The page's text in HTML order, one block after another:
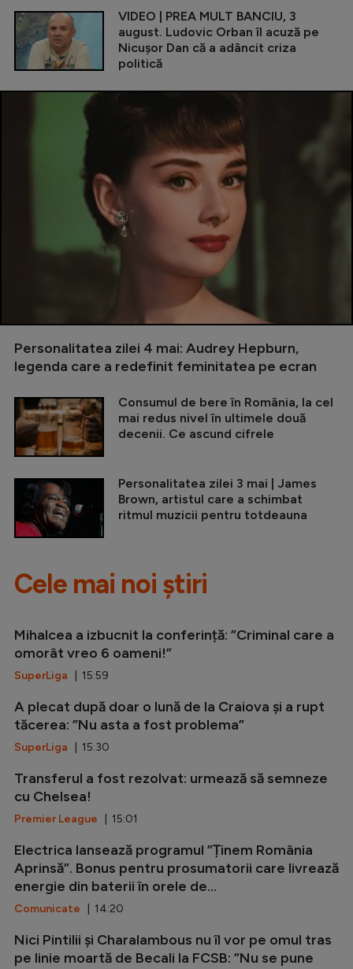
VIDEO | PREA MULT BANCIU, 3
august. Ludovic Orban îl acuză pe
Nicușor Dan că a adâncit criza
politică
Personalitatea zilei 4 mai: Audrey Hepburn,
legenda care a redefinit feminitatea pe ecran
Consumul de bere în România, la cel
mai redus nivel în ultimele două
decenii. Ce ascund cifrele
Personalitatea zilei 3 mai | James
Brown, artistul care a schimbat
ritmul muzicii pentru totdeauna
Cele mai noi știri
Mihalcea a izbucnit la conferință: ”Criminal care a
omorât vreo 6 oameni!”
SuperLiga | 15:59
A plecat după doar o lună de la Craiova și a rupt
tăcerea: ”Nu asta a fost problema”
SuperLiga | 15:30
Transferul a fost rezolvat: urmează să semneze
cu Chelsea!
Premier League | 15:01
Electrica lansează programul ”Ținem România
Aprinsă”. Bonus pentru prosumatorii care livrează
energie din baterii în orele de...
Comunicate | 14:20
Nici Pintilii și Charalambous nu îl vor pe omul tras
pe linie moartă de Becali la FCSB: ”Nu se pune